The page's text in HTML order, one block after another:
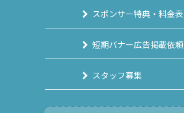
スポンサー特典・料金表
短期バナー広告掲載依頼
スタッフ募集